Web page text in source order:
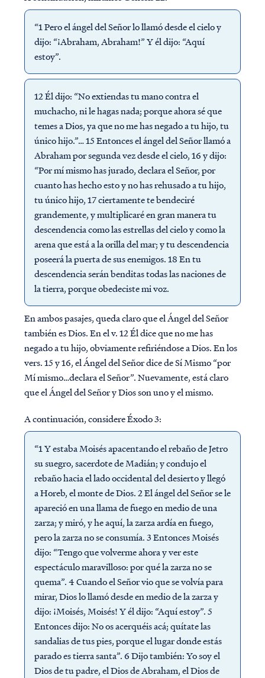
“1 Pero el ángel del Señor lo llamó desde el cielo y
dijo: “¡Abraham, Abraham!” Y él dijo: “Aquí
estoy”.
12 Él dijo: “No extiendas tu mano contra el
muchacho, ni le hagas nada; porque ahora sé que
temes a Dios, ya que no me has negado a tu hijo, tu
único hijo.”… 15 Entonces el ángel del Señor llamó a
Abraham por segunda vez desde el cielo, 16 y dijo:
“Por mí mismo has jurado, declara el Señor, por
cuanto has hecho esto y no has rehusado a tu hijo,
tu único hijo, 17 ciertamente te bendeciré
grandemente, y multiplicaré en gran manera tu
descendencia como las estrellas del cielo y como la
arena que está a la orilla del mar; y tu descendencia
poseerá la puerta de sus enemigos. 18 En tu
descendencia serán benditas todas las naciones de
la tierra, porque obedeciste mi voz.
En ambos pasajes, queda claro que el Ángel del Señor
también es Dios. En el v. 12 Él dice que no me has
negado a tu hijo, obviamente refiriéndose a Dios. En los
vers. 15 y 16, el Ángel del Señor dice de Sí Mismo “por
Mí mismo…declara el Señor”. Nuevamente, está claro
que el Ángel del Señor y Dios son uno y el mismo.
A continuación, considere Éxodo 3:
“1 Y estaba Moisés apacentando el rebaño de Jetro
su suegro, sacerdote de Madián; y condujo el
rebaño hacia el lado occidental del desierto y llegó
a Horeb, el monte de Dios. 2 El ángel del Señor se le
apareció en una llama de fuego en medio de una
zarza; y miró, y he aquí, la zarza ardía en fuego,
pero la zarza no se consumía. 3 Entonces Moisés
dijo: “Tengo que volverme ahora y ver este
espectáculo maravilloso: por qué la zarza no se
quema”. 4 Cuando el Señor vio que se volvía para
mirar, Dios lo llamó desde en medio de la zarza y ​​
dijo: ¡Moisés, Moisés! Y él dijo: “Aquí estoy”. 5
Entonces dijo: No os acerquéis acá; quítate las
sandalias de tus pies, porque el lugar donde estás
parado es tierra santa”. 6 Dijo también: Yo soy el
Dios de tu padre, el Dios de Abraham, el Dios de